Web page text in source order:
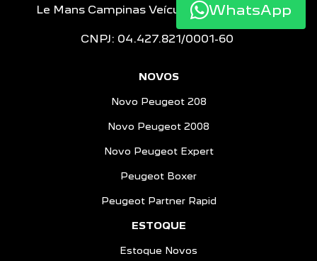
Le Mans Campinas Veículos e Peças LTDA
CNPJ: 04.427.821/0001-60
NOVOS
Novo Peugeot 208
Novo Peugeot 2008
Novo Peugeot Expert
Peugeot Boxer
Peugeot Partner Rapid
ESTOQUE
Estoque Novos
WhatsApp